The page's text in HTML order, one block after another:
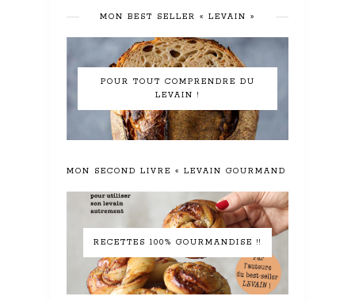
MON BEST SELLER « LEVAIN »
POUR TOUT COMPRENDRE DU
LEVAIN !
MON SECOND LIVRE « LEVAIN GOURMAND »
RECETTES 100% GOURMANDISE !!